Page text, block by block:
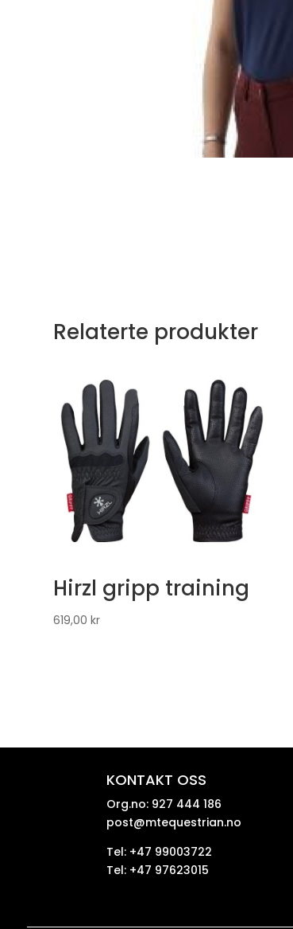
Relaterte produkter
Hirzl gripp training
619,00kr
KONTAKT OSS
Org.no: 927 444 186
post@mtequestrian.no
Tel: +47 99003722
Tel: +47 97623015